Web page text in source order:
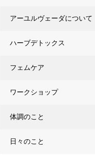
アーユルヴェーダについて
ハーブデトックス
フェムケア
ワークショップ
体調のこと
日々のこと